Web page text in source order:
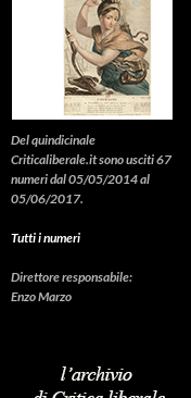
Del quindicinale
Criticaliberale.it sono usciti 67
numeri dal 05/05/2014 al
05/06/2017.
Tutti i numeri
Direttore responsabile:
Enzo Marzo